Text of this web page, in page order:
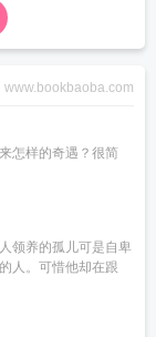
www.bookbaoba.com
怎样的奇遇？很简
领养的孤儿可是自卑
人。可惜他却在跟